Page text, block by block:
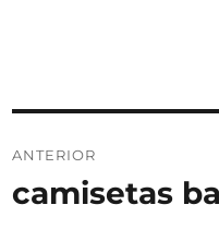
de
ANTERIOR
Entrada
camisetas